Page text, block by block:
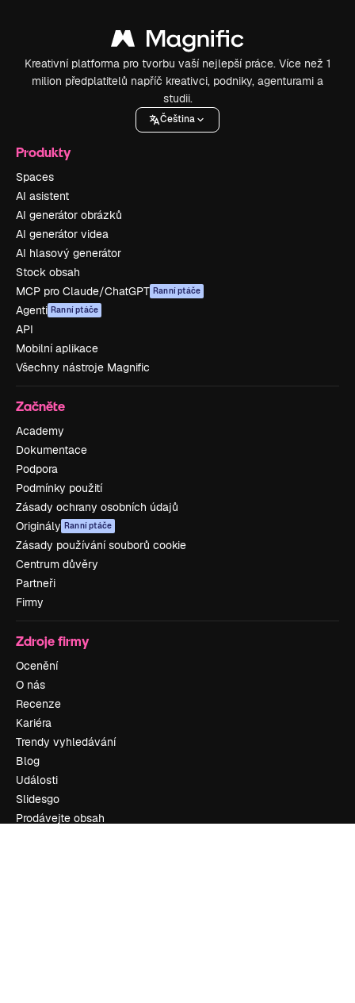
Kreativní platforma pro tvorbu vaší nejlepší práce. Více než 1
milion předplatitelů napříč kreativci, podniky, agenturami a
studii.
Čeština
Produkty
Spaces
AI asistent
AI generátor obrázků
AI generátor videa
AI hlasový generátor
Stock obsah
MCP pro Claude/ChatGPT Ranní ptáče
Agenti Ranní ptáče
API
Mobilní aplikace
Všechny nástroje Magnific
Začněte
Academy
Dokumentace
Podpora
Podmínky použití
Zásady ochrany osobních údajů
Originály Ranní ptáče
Zásady používání souborů cookie
Centrum důvěry
Partneři
Firmy
Zdroje firmy
Ocenění
O nás
Recenze
Kariéra
Trendy vyhledávání
Blog
Události
Slidesgo
Prodávejte obsah